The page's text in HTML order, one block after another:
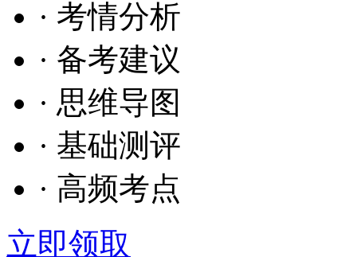
· 考情分析
· 备考建议
· 思维导图
· 基础测评
· 高频考点
立即领取